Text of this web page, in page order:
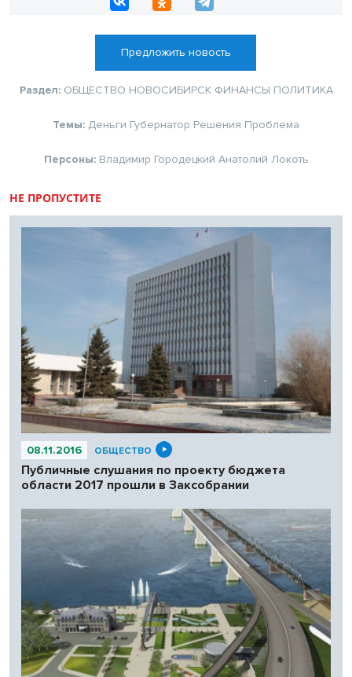
Предложить новость
Раздел: ОБЩЕСТВО НОВОСИБИРСК ФИНАНСЫ ПОЛИТИКА
Темы: Деньги Губернатор Решения Проблема
Персоны: Владимир Городецкий Анатолий Локоть
НЕ ПРОПУСТИТЕ
08.11.2016 ОБЩЕСТВО
Публичные слушания по проекту бюджета
области 2017 прошли в Заксобрании